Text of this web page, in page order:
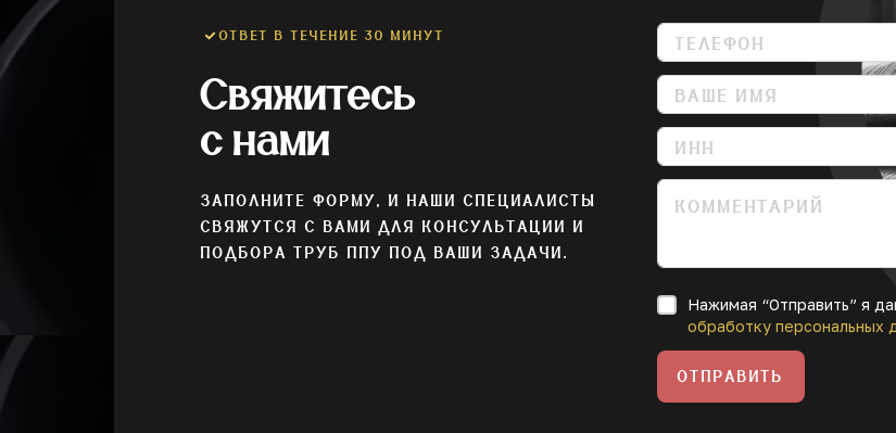
ОТВЕТ В ТЕЧЕНИЕ 30 МИНУТ
Свяжитесь
с нами
ЗАПОЛНИТЕ ФОРМУ, И НАШИ СПЕЦИАЛИСТЫ
СВЯЖУТСЯ С ВАМИ ДЛЯ КОНСУЛЬТАЦИИ И
ПОДБОРА ТРУБ ППУ ПОД ВАШИ ЗАДАЧИ.
Нажимая “Отправить” я
обработку персональных
ОТПРАВИТЬ